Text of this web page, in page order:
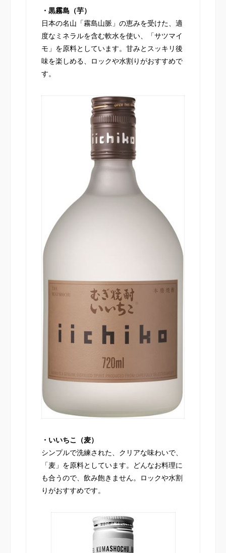
・黒霧島（芋）
日本の名山「霧島山脈」の恵みを受けた、適
度なミネラルを含む軟水を使い、「サツマイ
モ」を原料としています。甘みとスッキリ後
味を楽しめる、ロックや水割りがおすすめで
す。
・いいちこ（麦）
シンプルで洗練された、クリアな味わいで、
「麦」を原料としています。どんなお料理に
も合うので、飲み飽きません。ロックや水割
りがおすすめです。